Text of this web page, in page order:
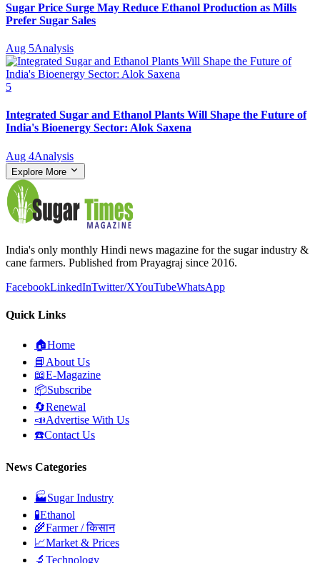
Sugar Price Surge May Reduce Ethanol Production as Mills
Prefer Sugar Sales
Aug 5Analysis
5
Integrated Sugar and Ethanol Plants Will Shape the Future of
India's Bioenergy Sector: Alok Saxena
Aug 4Analysis
Explore More
India's only monthly Hindi news magazine for the sugar industry &
cane farmers. Published from Prayagraj since 2016.
FacebookLinkedInTwitter/XYouTubeWhatsApp
Quick Links
🏠Home
📘 About Us
📖E-Magazine
📦Subscribe
🔄Renewal
📣Advertise With Us
☎️Contact Us
News Categories
🏭Sugar Industry
🧪Ethanol
🌾Farmer / किसान
📈Market & Prices
🔬 Technology